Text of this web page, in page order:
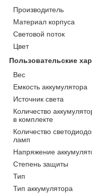
Производитель
Материал корпуса
Световой поток
Цвет
Пользовательские
Вес
Емкость аккумулятора
Источник света
Количество
в комплекте
Количество
ламп
Напряжение
Степень защиты
Тип
Тип аккумулятора